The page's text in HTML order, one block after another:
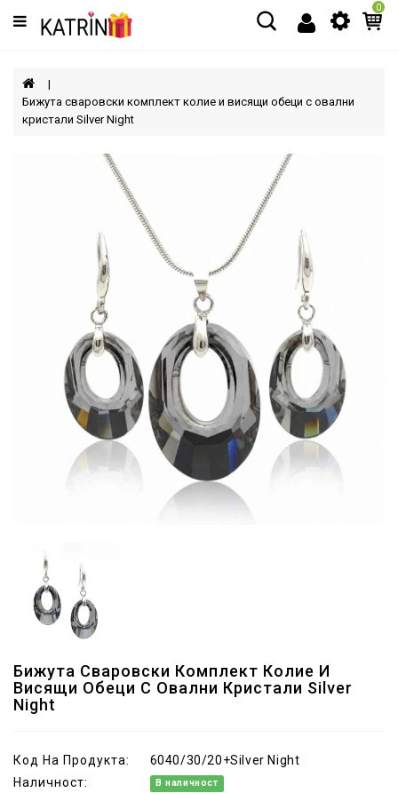
Категории
МЪЖЕ
ЖЕНИ
0
Бижута сваровски комплект колие и висящи обеци с овални
кристали Silver Night
Бижута Сваровски Комплект Колие И
Висящи Обеци С Овални Кристали Silver
Night
Код На Продукта:
6040/30/20+Silver Night
Наличност:
В наличност